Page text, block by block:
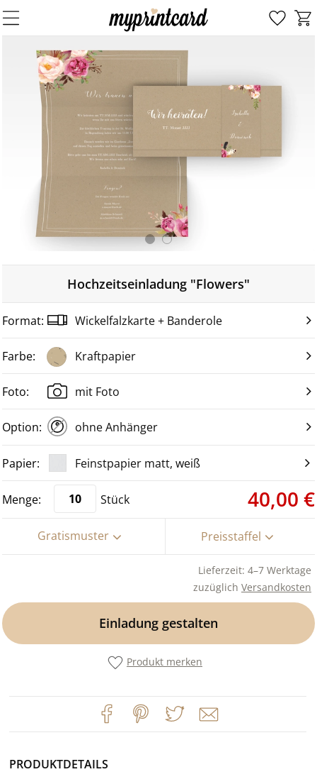
Hochzeitseinladung "Flowers"
Wickelfalzkarte + Banderole
Kraftpapier
mit Foto
ohne Anhänger
Feinstpapier matt, weiß
Stück 40,00 €
Gratismuster Preisstaffel
Lieferzeit: 4–7 Werktage
zuzüglich Versandkosten
Einladung gestalten
Produkt merken
PRODUKTDETAILS